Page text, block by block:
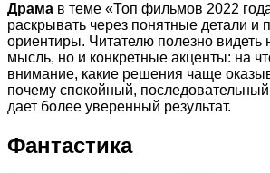
Драма в теме «Топ фильмов 2022
раскрывать через понятные детали и
ориентиры. Читателю полезно видеть
мысль, но и конкретные акценты: на
внимание, какие решения чаще
почему спокойный,
дает более уверенный результат.
Фантастика